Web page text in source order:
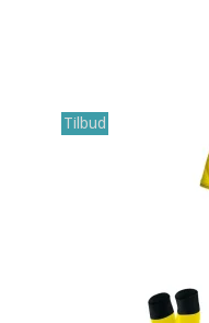
Tilbud